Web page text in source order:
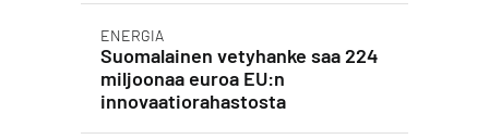
ENERGIA
Suomalainen vetyhanke saa 224
miljoonaa euroa EU:n
innovaatiorahastosta